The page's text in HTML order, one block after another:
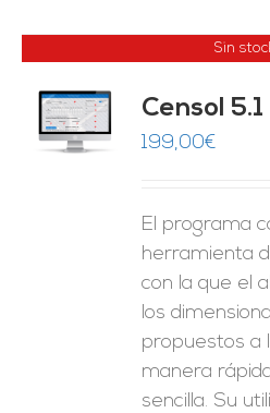
Sin
Censol 5.1
199,00€
El programa
herramienta
con la que el
los
propuestos a
manera
sencilla. Su